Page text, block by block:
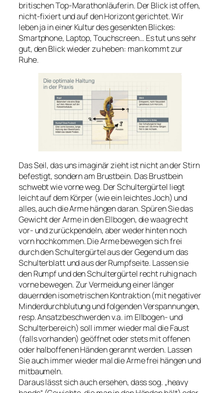
britischen Top-Marathonläuferin. Der Blick ist offen,
nicht-fixiert und auf den Horizont gerichtet. Wir
leben ja in einer Kultur des gesenkten Blickes:
Smartphone, Laptop, Touchscreen… Es tut uns sehr
gut, den Blick wieder zu heben: man kommt zur
Ruhe.
Das Seil, das uns imaginär zieht ist nicht an der Stirn
befestigt, sondern am Brustbein. Das Brustbein
schwebt wie vorne weg. Der Schultergürtel liegt
leicht auf dem Körper (wie ein leichtes Joch) und
alles, auch die Arme hängen daran. Spüren Sie das
Gewicht der Arme in den Ellbogen, die waagrecht
vor- und zurückpendeln, aber weder hinten noch
vorn hochkommen. Die Arme bewegen sich frei
durch den Schultergürtel aus der Gegend um das
Schulterblatt und aus der Rumpfseite. Lassen sie
den Rumpf und den Schultergürtel recht ruhig nach
vorne bewegen. Zur Vermeidung einer länger
dauernden isometrischen Kontraktion (mit negativer
Minderdurchblutung und folgenden Verspannungen,
resp. Ansatzbeschwerden v.a. im Ellbogen- und
Schulterbereich) soll immer wieder mal die Faust
(falls vorhanden) geöffnet oder stets mit offenen
oder halboffenen Händen gerannt werden. Lassen
Sie auch immer wieder mal die Arme frei hängen und
mitbaumeln.
Daraus lässt sich auch ersehen, dass sog. „heavy